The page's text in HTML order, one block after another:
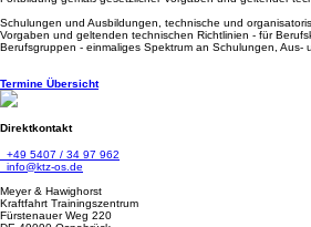
Schulungen und Ausbildungen, technische und
Vorgaben und geltenden technischen Richtlinien - für
Berufsgruppen - einmaliges Spektrum an Schulungen, Aus-
Termine Übersicht
Direktkontakt
+49 5407 / 34 97 962
info@ktz-os.de
Meyer & Hawighorst
Kraftfahrt Trainingszentrum
Fürstenauer Weg 220